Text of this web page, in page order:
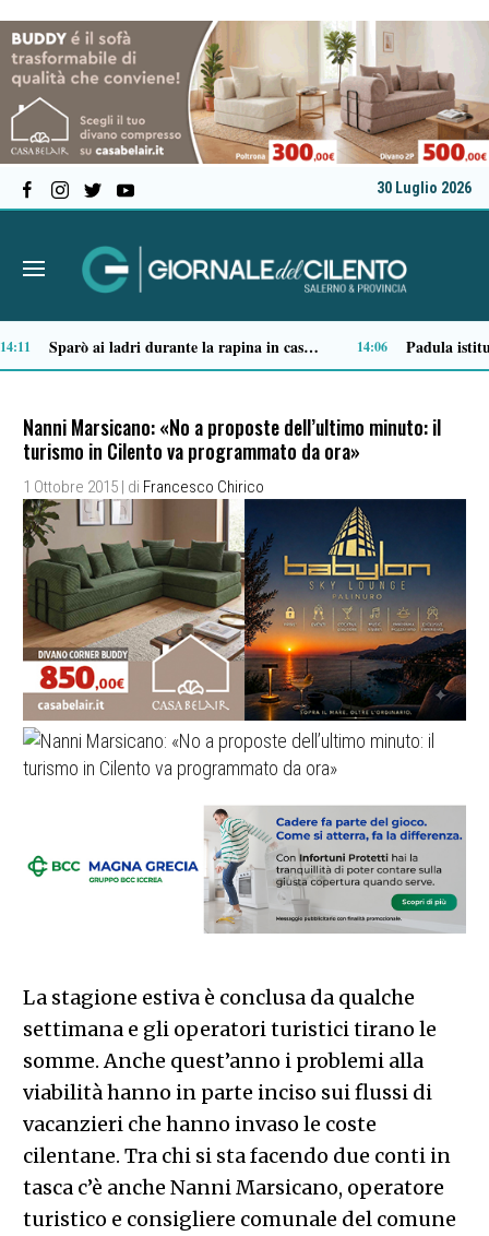
30 Luglio 2026
12:39 Il distretto sanitario di Camerota si trasforma: al via la realizzazione della casa di comunità 12:18
Nanni Marsicano: «No a proposte dell’ultimo minuto: il
turismo in Cilento va programmato da ora»
1 Ottobre 2015 | di Francesco Chirico
La stagione estiva è conclusa da qualche
settimana e gli operatori turistici tirano le
somme. Anche quest’anno i problemi alla
viabilità hanno in parte inciso sui flussi di
vacanzieri che hanno invaso le coste
cilentane. Tra chi si sta facendo due conti in
tasca c’è anche Nanni Marsicano, operatore
turistico e consigliere comunale del comune